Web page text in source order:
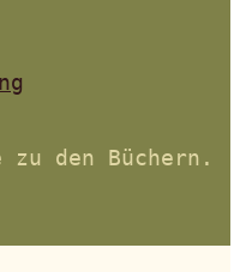
zu den Büchern.